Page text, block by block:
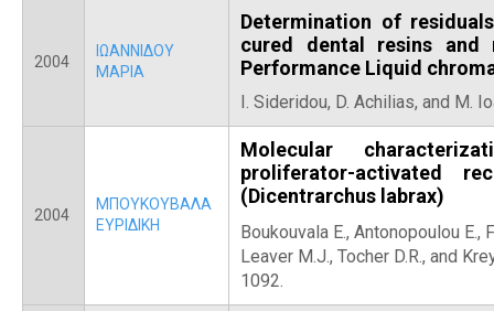
2004
ΙΩΑΝΝΙΔΟΥ
ΜΑΡΙΑ
Determination of
cured dental resins and
Performance Liquid
I. Sideridou, D. Achilias, and M.
2004
ΜΠΟΥΚΟΥΒΑΛΑ
ΕΥΡΙΔΙΚΗ
Molecular
proliferator-activated
(Dicentrarchus labrax)
Boukouvala E., Antonopoulou E.,
Leaver M.J., Tocher D.R., and
1092.